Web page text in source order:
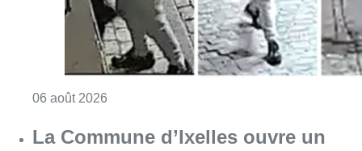
06 août 2026
La Commune d’Ixelles ouvre un